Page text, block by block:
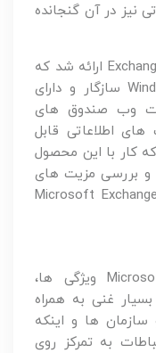
نیز در آن گنجانده
در اواخر سال ۲۰۰۹ نیز Exchange Server 2010 ارائه شد که
با سیستم عامل Windows Server 2008 سازگار و دارای
وب صندوق های
های اطلاعاتی قابل
کار با این محصول
و بررسی مزیت های
جدیدترین نسخه این برنامه، یعنی Microsoft Exchange
برنامه Microsoft Exchange Server 2013 ویژگی ها،
غنی به همراه
سازمان ها و اینکه
به تمرکز روی